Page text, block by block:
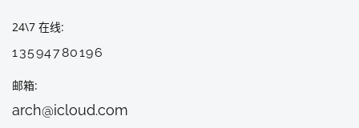
24\7 在线
13594780196
邮箱
arch@icloud.com